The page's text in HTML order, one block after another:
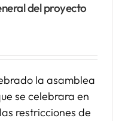
del proyecto
la asamblea
se celebrara en
restricciones de